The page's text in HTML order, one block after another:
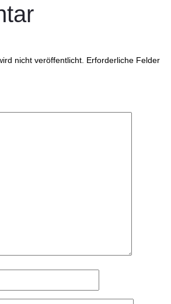
nicht veröffentlicht. Erforderliche Felder